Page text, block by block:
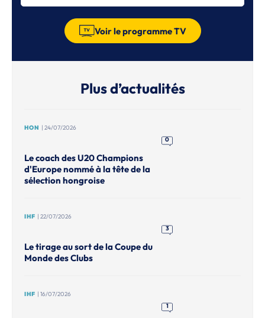
Voir le programme TV
Plus d’actualités
HON | 24/07/2026
0
Le coach des U20 Champions
d'Europe nommé à la tête de la
sélection hongroise
IHF | 22/07/2026
3
Le tirage au sort de la Coupe du
Monde des Clubs
IHF | 16/07/2026
1